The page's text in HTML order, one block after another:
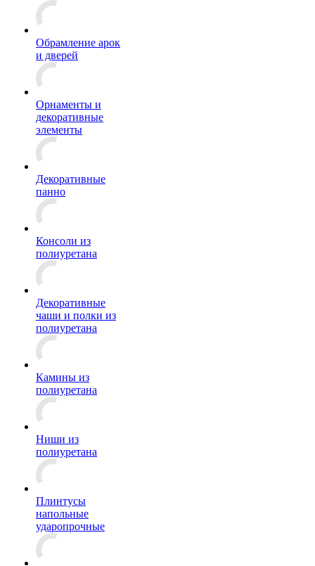
Обрамление арок
и дверей
Орнаменты и
декоративные
элементы
Декоративные
панно
Консоли из
полиуретана
Декоративные
чаши и полки из
полиуретана
Камины из
полиуретана
Ниши из
полиуретана
Плинтусы
напольные
ударопрочные